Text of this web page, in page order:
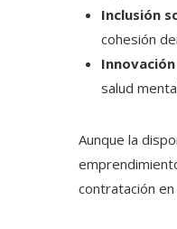
Inclusión
cohesión
salud
Aunque la
contratación